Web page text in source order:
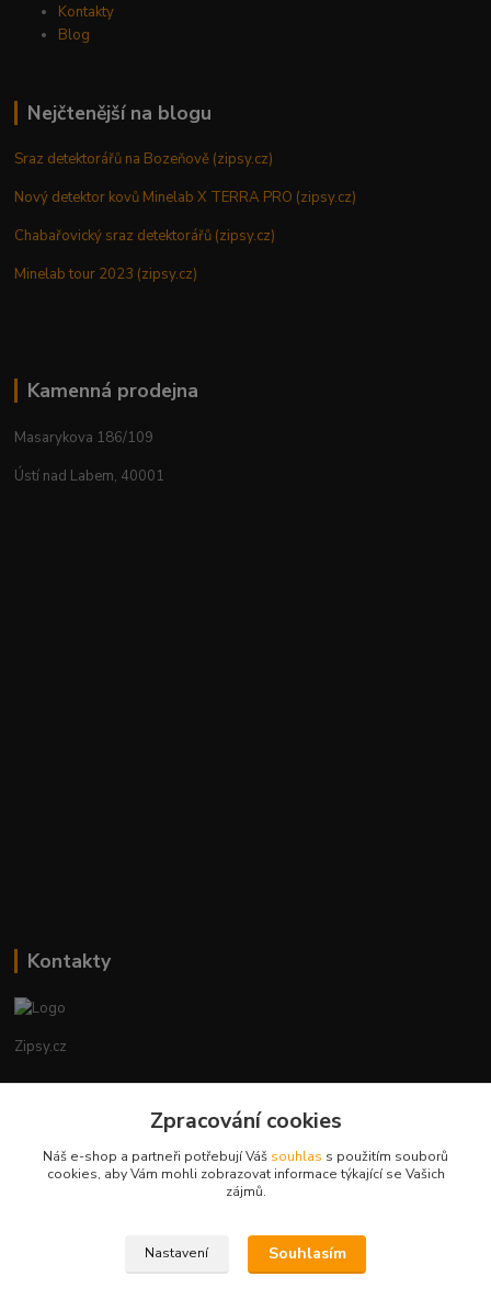
Kontakty
Blog
Nejčtenější na blogu
Sraz detektorářů na Bozeňově (zipsy.cz)
Nový detektor kovů Minelab X TERRA PRO (zipsy.cz)
Chabařovický sraz detektorářů (zipsy.cz)
Minelab tour 2023 (zipsy.cz)
Kamenná prodejna
Masarykova 186/109
Ústí nad Labem, 40001
Kontakty
Zipsy.cz
+420774877333
obchod@zipsy.cz
Zpracování cookies
Náš e-shop a partneři potřebují Váš souhlas s použitím souborů
cookies, aby Vám mohli zobrazovat informace týkající se Vašich
zájmů.
Nastavení Souhlasím